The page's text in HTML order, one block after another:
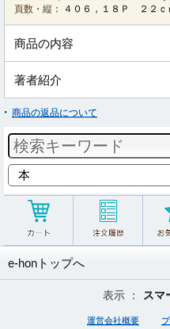
頁数・縦：
４０６，１８Ｐ ２２ｃ
商品の内容
著者紹介
商品の返品について
e-honトップへ
表示 ： スマ
運営会社概要